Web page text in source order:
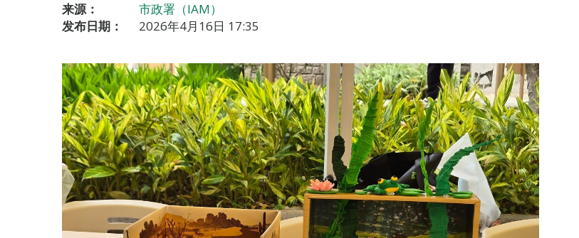
来源：
市政署（IAM）
发布日期：
2026年4月16日 17:35